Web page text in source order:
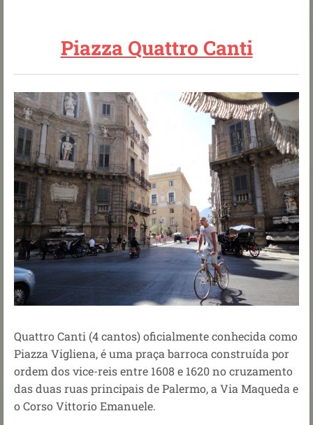
Piazza Quattro Canti
Quattro Canti (4 cantos) oficialmente conhecida como
Piazza Vigliena, é uma praça barroca construída por
ordem dos vice-reis entre 1608 e 1620no cruzamento
das duas ruas principais de Palermo, a Via Maqueda e
o Corso Vittorio Emanuele.